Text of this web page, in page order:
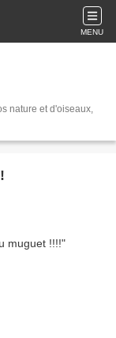
MENU
nature et d'oiseaux,